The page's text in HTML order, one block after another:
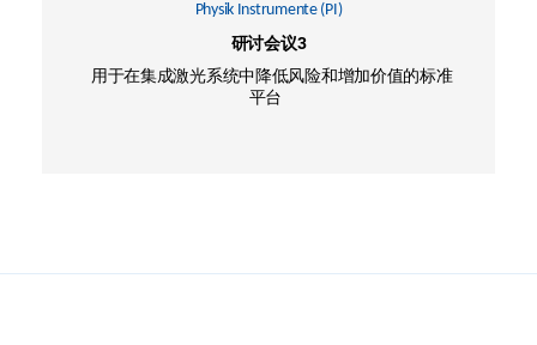
Physik Instrumente (PI)
研讨会议3
用于在集成激光系统中降低风险和增加价值的标准
平台